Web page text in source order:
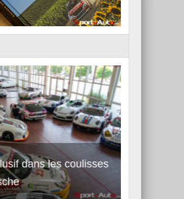
dans les coulisses
nouvelle Ferrari